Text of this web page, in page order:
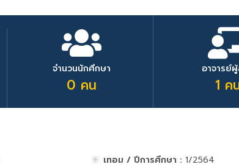
จำนวนนักศึกษา
0 คน
อาจารย์
1 ค
เทอม / ปีการศึกษา : 1/2564